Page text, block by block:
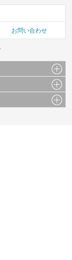
お問い合わせ
ータ等）及びこれらの配
を行うことは固く禁じて
れた見解・感想です。
さい。
ンツや広告の表示、ソー